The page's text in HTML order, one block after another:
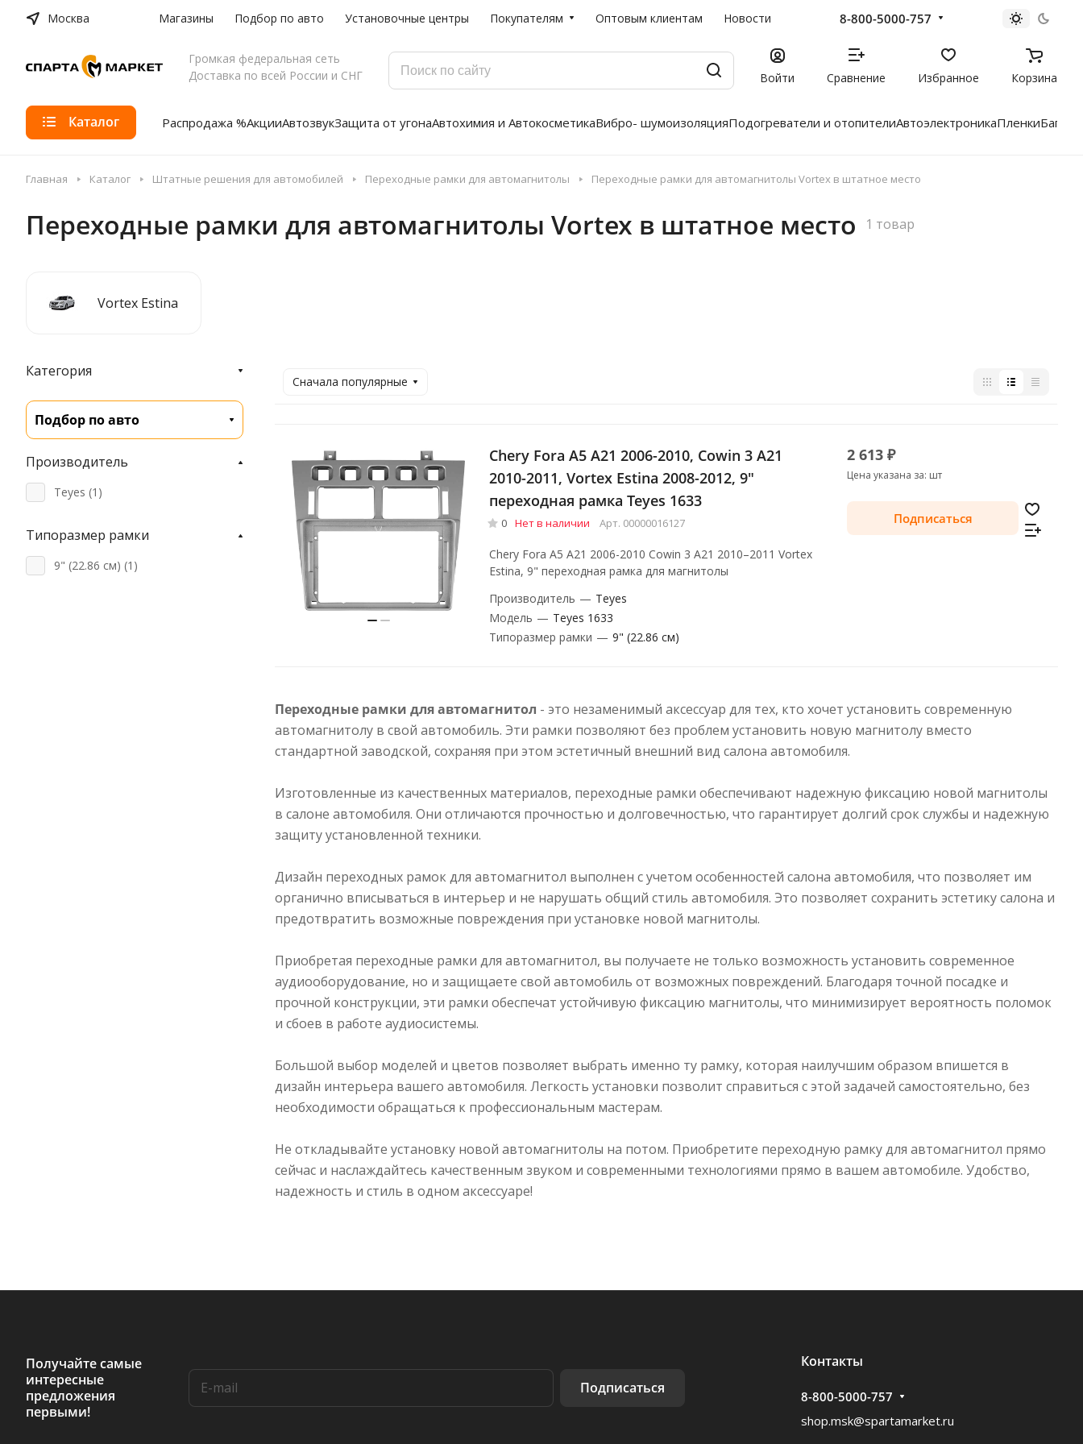
Москва Магазины Подбор по авто Установочные центры Покупателям Оптовым клиентам Новости 8-800-5000-757
Громкая федеральная сеть
Доставка по всей России и СНГ
Войти Сравнение Избранное Корзина
Каталог Распродажа %АкцииАвтозвукЗащита от угонаАвтохимия и АвтокосметикаВибро- шумоизоляцияПодогреватели и отопителиАвтоэлектроникаПленки
Главная Каталог Штатные решения для автомобилей Переходные рамки для автомагнитолы Переходные рамки для автомагнитолы Vortex в штатное место
Переходные рамки для автомагнитолы Vortex в штатное место 1 товар
Vortex Estina
Сначала популярные
Chery Fora A5 A21 2006-2010, Cowin 3 A21
2010-2011, Vortex Estina 2008-2012, 9"
переходная рамка Teyes 1633
0 Нет в наличии Арт. 00000016127
Chery Fora A5 A21 2006-2010 Cowin 3 A21 2010–2011 Vortex
Estina, 9" переходная рамка для магнитолы
Производитель — Teyes
Модель — Teyes 1633
Типоразмер рамки — 9" (22.86 см)
2 613 ₽
Цена указана за: шт
Подписаться
Переходные рамки для автомагнитол - это незаменимый аксессуар для тех, кто хочет установить современную
автомагнитолу в свой автомобиль. Эти рамки позволяют без проблем установить новую магнитолу вместо
стандартной заводской, сохраняя при этом эстетичный внешний вид салона автомобиля.
Изготовленные из качественных материалов, переходные рамки обеспечивают надежную фиксацию новой магнитолы
в салоне автомобиля. Они отличаются прочностью и долговечностью, что гарантирует долгий срок службы и надежную
защиту установленной техники.
Дизайн переходных рамок для автомагнитол выполнен с учетом особенностей салона автомобиля, что позволяет им
органично вписываться в интерьер и не нарушать общий стиль автомобиля. Это позволяет сохранить эстетику салона и
предотвратить возможные повреждения при установке новой магнитолы.
Приобретая переходные рамки для автомагнитол, вы получаете не только возможность установить современное
аудиооборудование, но и защищаете свой автомобиль от возможных повреждений. Благодаря точной посадке и
прочной конструкции, эти рамки обеспечат устойчивую фиксацию магнитолы, что минимизирует вероятность поломок
и сбоев в работе аудиосистемы.
Большой выбор моделей и цветов позволяет выбрать именно ту рамку, которая наилучшим образом впишется в
дизайн интерьера вашего автомобиля. Легкость установки позволит справиться с этой задачей самостоятельно, без
необходимости обращаться к профессиональным мастерам.
Не откладывайте установку новой автомагнитолы на потом. Приобретите переходную рамку для автомагнитол прямо
сейчас и наслаждайтесь качественным звуком и современными технологиями прямо в вашем автомобиле. Удобство,
надежность и стиль в одном аксессуаре!
Категория
Подбор по авто
Производитель
Teyes (1 )
Типоразмер рамки
9" (22.86 см) (1 )
Получайте самые
интересные
предложения
первыми!
Подписаться
Контакты
8-800-5000-757
shop.msk@spartamarket.ru